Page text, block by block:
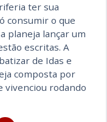
ter sua
consumir o que
planeja lançar um
escritas. A
de Idas e
composta por
vivenciou rodando